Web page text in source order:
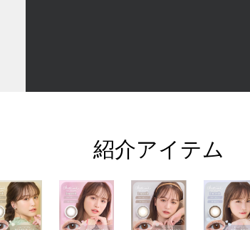
紹介アイテム